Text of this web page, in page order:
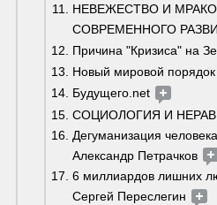
НЕВЕЖЕСТВО И
СОВРЕМЕННОГО
Причина "Кризиса" на
Новый мировой порядок
Будущего.net
СОЦИОЛОГИЯ И
Дегуманизация
Александр Петрачков
6 миллиардов лишних
Сергей Переслегин